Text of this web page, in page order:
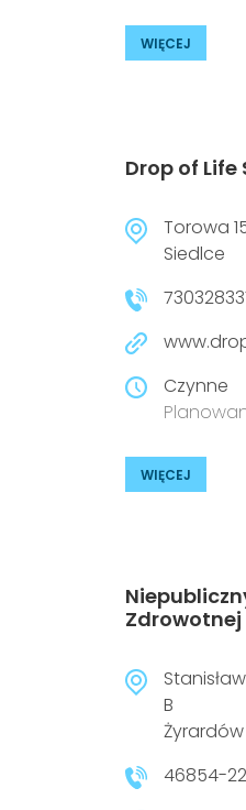
WIĘCEJ
Drop of Life
Torowa
Siedlce
Czynne
WIĘCEJ
Zdrowotnej
B
Żyrardów
46854-